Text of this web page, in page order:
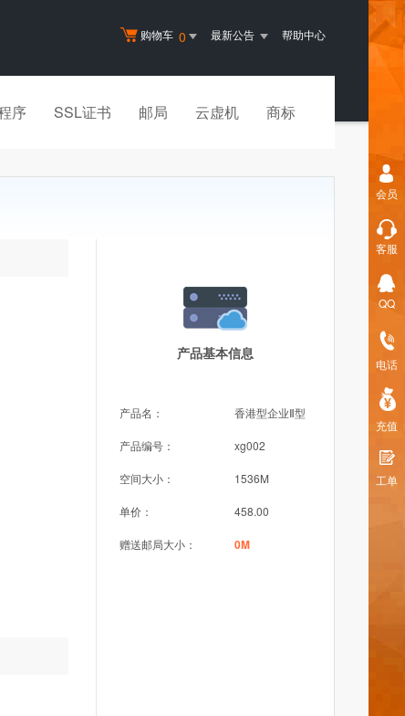
购物车 0 最新公告 帮助中心
序 SSL证书 邮局 云虚机 商标
产品基本信息
产品名： 香港型企业Ⅱ型
产品编号： xg002
空间大小： 1536M
单价： 458.00
赠送邮局大小： 0M
会员
客服
QQ
电话
充值
工单